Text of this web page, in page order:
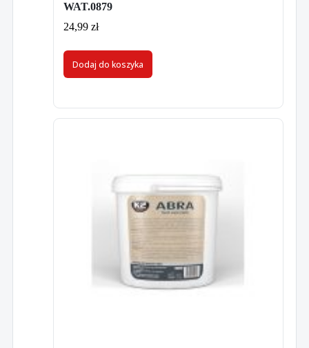
WAT.0879
24,99 zł
Dodaj do koszyka